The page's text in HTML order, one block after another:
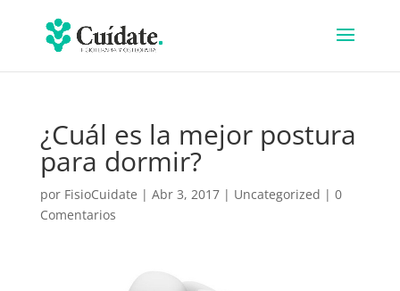
¿Cuál es la mejor postura
para dormir?
por FisioCuidate | Abr 3, 2017| Uncategorized | 0
Comentarios